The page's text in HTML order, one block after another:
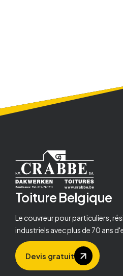
ToitureBelgique
Le couvreur pour particuliers,
industriels avec plus de 70 ans
Devis gratuit